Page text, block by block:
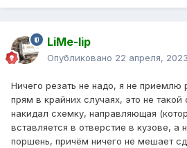
LiMe-lip
Опубликовано 22 апреля, 2023
Ничего резать не надо, я не приемлю
прям в крайних случаях, это не такой
накидал схемку, направляющая
вставляется в отверстие в кузове, а
поршень, причём ничего не мешает